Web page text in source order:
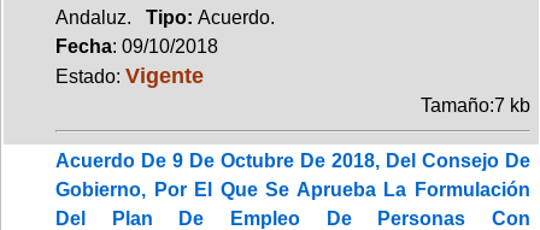
Andaluz. Tipo: Acuerdo.
Fecha: 09/10/2018
Estado: Vigente
Tamaño:7 kb
Acuerdo De 9 De Octubre De 2018, Del Consejo De
Gobierno, Por El Que Se Aprueba La Formulación
Del Plan De Empleo De Personas Con